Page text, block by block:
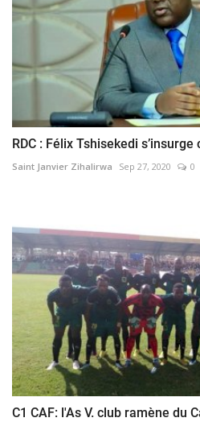
RDC : Félix Tshisekedi
Saint Janvier Zihalirwa Sep 27, 2020 0
C1 CAF: l'As V. club ramène du